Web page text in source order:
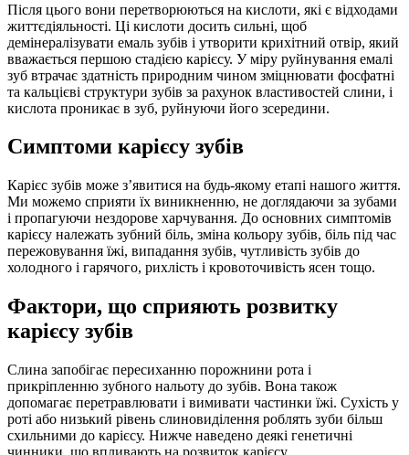
Після цього вони перетворюються на кислоти, які є відходами
життєдіяльності. Ці кислоти досить сильні, щоб
демінералізувати емаль зубів і утворити крихітний отвір, який
вважається першою стадією карієсу. У міру руйнування емалі
зуб втрачає здатність природним чином зміцнювати фосфатні
та кальцієві структури зубів за рахунок властивостей слини, і
кислота проникає в зуб, руйнуючи його зсередини.
Симптоми карієсу зубів
Карієс зубів може з’явитися на будь-якому етапі нашого життя.
Ми можемо сприяти їх виникненню, не доглядаючи за зубами
і пропагуючи нездорове харчування. До основних симптомів
карієсу належать зубний біль, зміна кольору зубів, біль під час
пережовування їжі, випадання зубів, чутливість зубів до
холодного і гарячого, рихлість і кровоточивість ясен тощо.
Фактори, що сприяють розвитку
карієсу зубів
Слина запобігає пересиханню порожнини рота і
прикріпленню зубного нальоту до зубів. Вона також
допомагає перетравлювати і вимивати частинки їжі. Сухість у
роті або низький рівень слиновиділення роблять зуби більш
схильними до карієсу. Нижче наведено деякі генетичні